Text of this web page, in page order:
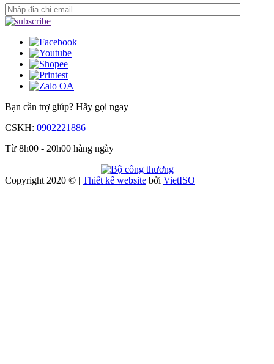
Bạn cần trợ giúp? Hãy gọi ngay
CSKH: 0902221886
Từ 8h00 - 20h00 hàng ngày
Copyright 2020 © | Thiết kế website bởi VietISO